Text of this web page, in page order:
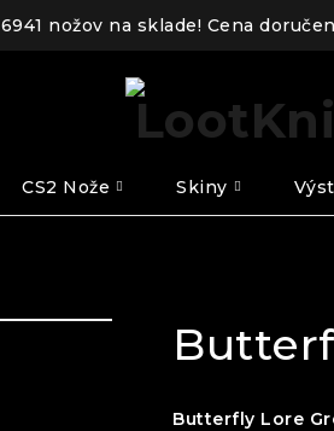
6941 nožov na sklade! Cena
CS2 Nože Skiny
Butterfly Lore